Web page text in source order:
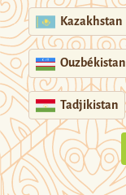
Kazakhstan
Ouzbékistan
Tadjikistan